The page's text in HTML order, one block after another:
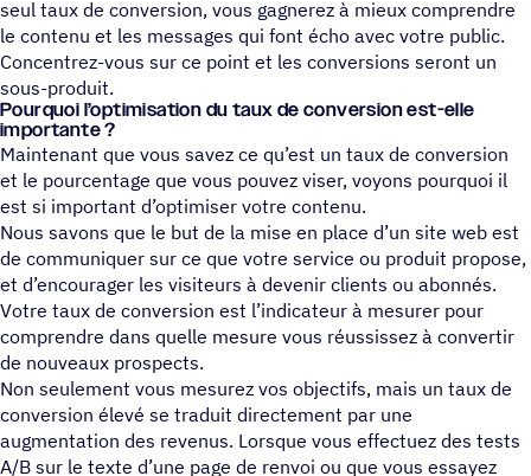
seul taux de conversion, vous gagnerez à mieux comprendre
le contenu et les messages qui font écho avec votre public.
Concentrez-vous sur ce point et les conversions seront un
sous-produit.
Pour­quoi l’optimisation du taux de conver­sion est-elle
importante ?
Maintenant que vous savez ce qu’est un taux de conversion
et le pourcentage que vous pouvez viser, voyons pourquoi il
est si important d’optimiser votre contenu.
Nous savons que le but de la mise en place d’un site web est
de communiquer sur ce que votre service ou produit propose,
et d’encourager les visiteurs à devenir clients ou abonnés.
Votre taux de conversion est l’indicateur à mesurer pour
comprendre dans quelle mesure vous réussissez à convertir
de nouveaux prospects.
Non seulement vous mesurez vos objectifs, mais un taux de
conversion élevé se traduit directement par une
augmentation des revenus. Lorsque vous effectuez des tests
A/B sur le texte d’une page de renvoi ou que vous essayez